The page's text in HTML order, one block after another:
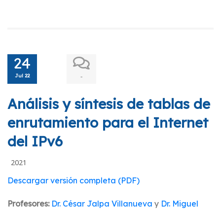
24
Jul 22 -
Análisis y síntesis de tablas de
enrutamiento para el Internet
del IPv6
2021
Descargar versión completa (PDF)
Profesores: Dr. César Jalpa Villanueva y Dr. Miguel